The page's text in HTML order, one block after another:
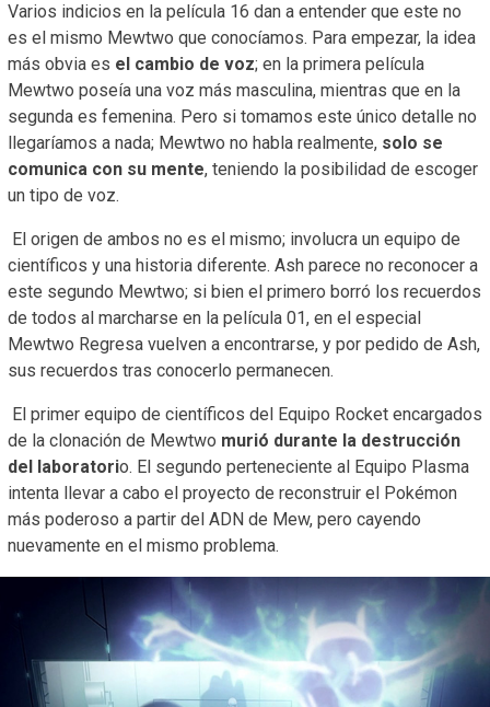
Varios indicios en la película 16 dan a entender que este no
es el mismo Mewtwo que conocíamos. Para empezar, la idea
más obvia es el cambio de voz; en la primera película
Mewtwo poseía una voz más masculina, mientras que en la
segunda es femenina. Pero si tomamos este único detalle no
llegaríamos a nada; Mewtwo no habla realmente, solo se
comunica con su mente, teniendo la posibilidad de escoger
un tipo de voz.
El origen de ambos no es el mismo; involucra un equipo de
científicos y una historia diferente. Ash parece no reconocer a
este segundo Mewtwo; si bien el primero borró los recuerdos
de todos al marcharse en la película 01, en el especial
Mewtwo Regresa vuelven a encontrarse, y por pedido de Ash,
sus recuerdos tras conocerlo permanecen.
El primer equipo de científicos del Equipo Rocket encargados
de la clonación de Mewtwo murió durante la destrucción
del laboratorio. El segundo perteneciente al Equipo Plasma
intenta llevar a cabo el proyecto de reconstruir el Pokémon
más poderoso a partir del ADN de Mew, pero cayendo
nuevamente en el mismo problema.